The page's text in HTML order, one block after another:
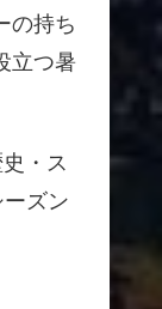
の持ち
立つ暑
・ス
ズン